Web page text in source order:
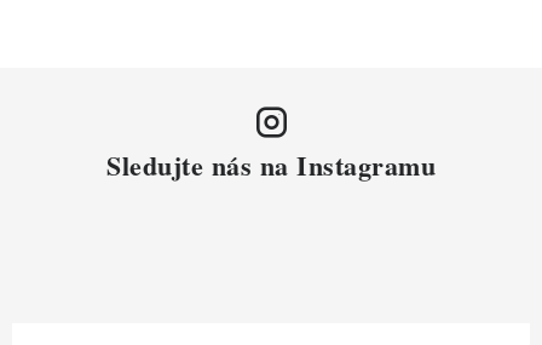
Sledujte nás na Instagramu